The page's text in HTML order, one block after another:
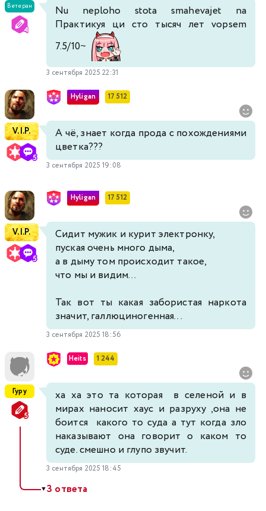
Ветеран
Nu neploho stota smahevajet na
Практикуя ци сто тысяч лет vopsem
7.5/10~
3 сентября 2025 22:31
V.I.P.
Hyligan 17 512
А чё, знает когда прода с похождениями
цветка???
3 сентября 2025 19:08
V.I.P.
Hyligan 17 512
Сидит мужик и курит электронку,
пуская очень много дыма,
а в дыму том происходит такое,
что мы и видим...
Так вот ты какая забористая наркота
значит, галлюциногенная...
3 сентября 2025 18:56
Гуру
Heits 1 244
ха ха это та которая в селеной и в
мирах наносит хаус и разруху ,она не
боится какого то суда а тут когда зло
наказывают она говорит о каком то
суде. смешно и глупо звучит.
3 сентября 2025 18:45
▼3 ответа